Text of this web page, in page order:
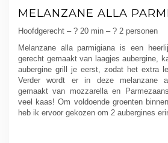
MELANZANE ALLA
Hoofdgerecht – ? 20 min – ? 2 personen
Melanzane alla parmigiana is een
gerecht gemaakt van laagjes aubergine,
aubergine grill je eerst, zodat het extra
Verder wordt er in deze melanzane
gemaakt van mozzarella en
veel kaas! Om voldoende groenten
heb ik ervoor gekozen om 2 aubergines